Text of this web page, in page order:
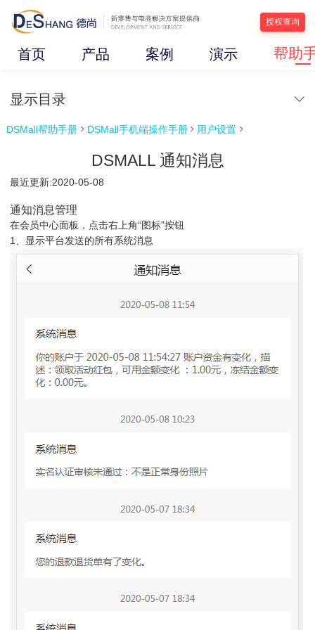
授权查询
首页 产品 案例 演示 帮助
显示目录
DSMall帮助手册  DSMall手机端操作手册  用户设置 
DSMALL 通知消息
最近更新:2020-05-08
通知消息管理
在会员中心面板，点击右上角“图标”按钮
1、显示平台发送的所有系统消息